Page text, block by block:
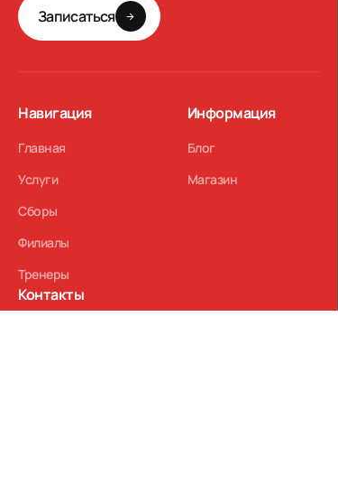
Записаться
Навигация
Главная
Услуги
Сборы
Филиалы
Тренеры
Информация
Блог
Магазин
Контакты